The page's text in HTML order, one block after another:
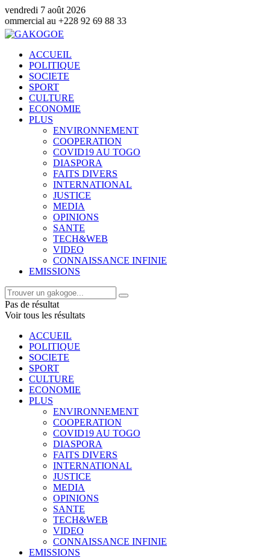
vendredi 7 août 2026
92 69 88 33
ACCUEIL
POLITIQUE
SOCIETE
SPORT
CULTURE
ECONOMIE
PLUS
ENVIRONNEMENT
COOPERATION
COVID19 AU TOGO
DIASPORA
FAITS DIVERS
INTERNATIONAL
JUSTICE
MEDIA
OPINIONS
SANTE
TECH&WEB
VIDEO
CONNAISSANCE INFINIE
EMISSIONS
Pas de résultat
Voir tous les résultats
ACCUEIL
POLITIQUE
SOCIETE
SPORT
CULTURE
ECONOMIE
PLUS
ENVIRONNEMENT
COOPERATION
COVID19 AU TOGO
DIASPORA
FAITS DIVERS
INTERNATIONAL
JUSTICE
MEDIA
OPINIONS
SANTE
TECH&WEB
VIDEO
CONNAISSANCE INFINIE
EMISSIONS